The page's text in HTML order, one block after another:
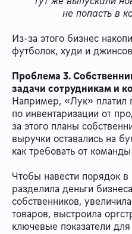
не попасть в
Из-за этого бизнес
футболок, худи и
Проблема 3.
задачи сотрудникам и
Например, «Лук» платил
по инвентаризации от
за этого планы
выручки оставались на
как требовать от
Чтобы навести порядок
разделила деньги
собственников,
товаров, выстроила
ключевые показатели